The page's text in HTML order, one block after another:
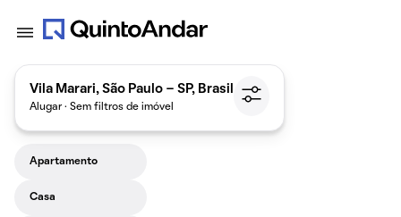
Vila Marari, São Paulo - SP, Brasil
Alugar · Sem filtros de imóvel
Apartamento
Casa